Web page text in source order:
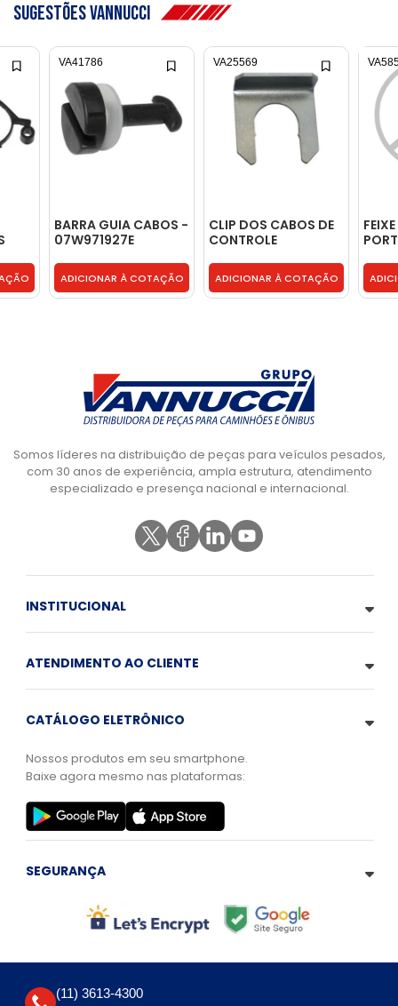
Sugestões Vannucci
BARRA GUIA CABOS -
07W971927E
ADICIONAR À COTAÇÃO
VA41786
CLIP DOS CABOS DE
CONTROLE
MUDANCAS -
BC457K391AA
ADICIONAR À COTAÇÃO
VA25569
Somos líderes na distribuição de peças para veículos pesados,
com 30 anos de experiência, ampla estrutura, atendimento
especializado e presença nacional e internacional.
INSTITUCIONAL
ATENDIMENTO AO CLIENTE
CATÁLOGO ELETRÔNICO
Nossos produtos em seu smartphone.
Baixe agora mesmo nas plataformas:
SEGURANÇA
(11) 3613-4300